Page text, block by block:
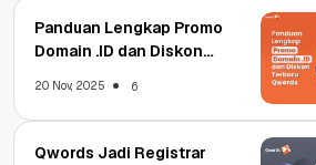
Panduan Lengkap Promo
Domain .ID dan Diskon
20 Nov, 2025 6
Qwords Jadi Registrar